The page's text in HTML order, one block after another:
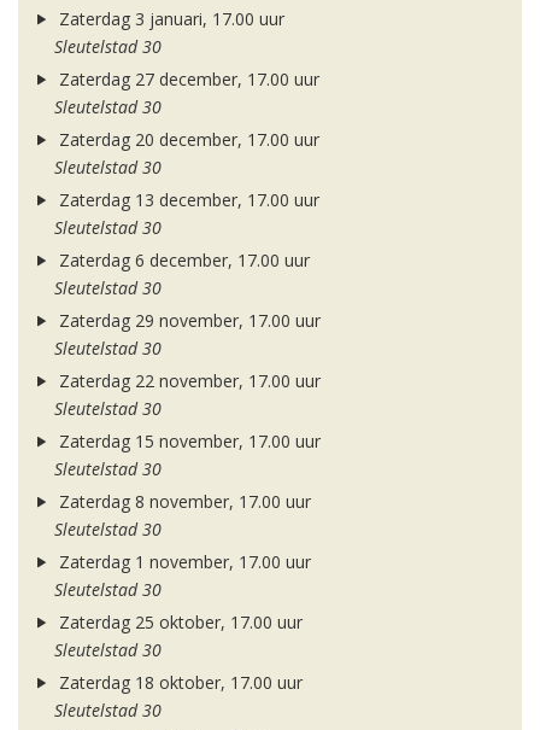
Zaterdag 3 januari, 17.00 uur
Sleutelstad 30
Zaterdag 27 december, 17.00 uur
Sleutelstad 30
Zaterdag 20 december, 17.00 uur
Sleutelstad 30
Zaterdag 13 december, 17.00 uur
Sleutelstad 30
Zaterdag 6 december, 17.00 uur
Sleutelstad 30
Zaterdag 29 november, 17.00 uur
Sleutelstad 30
Zaterdag 22 november, 17.00 uur
Sleutelstad 30
Zaterdag 15 november, 17.00 uur
Sleutelstad 30
Zaterdag 8 november, 17.00 uur
Sleutelstad 30
Zaterdag 1 november, 17.00 uur
Sleutelstad 30
Zaterdag 25 oktober, 17.00 uur
Sleutelstad 30
Zaterdag 18 oktober, 17.00 uur
Sleutelstad 30